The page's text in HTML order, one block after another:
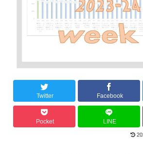
Twitter Facebook
Pocket LINE